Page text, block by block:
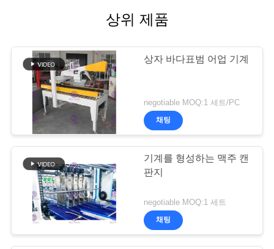
상위 제품
상자 바다표범 어업 기계
negotiable MOQ:1 세트/PC
채팅
기계를 형성하는 맥주 캔
판지
negotiable MOQ:1 세트
채팅